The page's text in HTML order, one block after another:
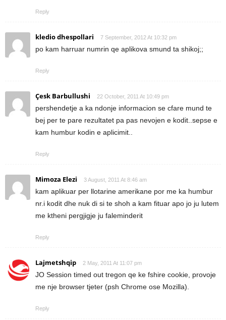
Reply
kledio dhespollari 7 September, 2012 At 10:32 pm
po kam harruar numrin qe aplikova smund ta shikoj;;
Reply
Çesk Barbullushi 22 October, 2011 At 10:49 pm
pershendetje a ka ndonje informacion se cfare mund te
bej per te pare rezultatet pa pas nevojen e kodit..sepse e
kam humbur kodin e aplicimit..
Reply
Mimoza Elezi 3 August, 2011 At 8:46 am
kam aplikuar per llotarine amerikane por me ka humbur
nr.i kodit dhe nuk di si te shoh a kam fituar apo jo ju lutem
me ktheni pergjigje ju faleminderit
Reply
Lajmetshqip 2 May, 2011 At 11:07 pm
JO Session timed out tregon qe ke fshire cookie, provoje
me nje browser tjeter (psh Chrome ose Mozilla).
Reply